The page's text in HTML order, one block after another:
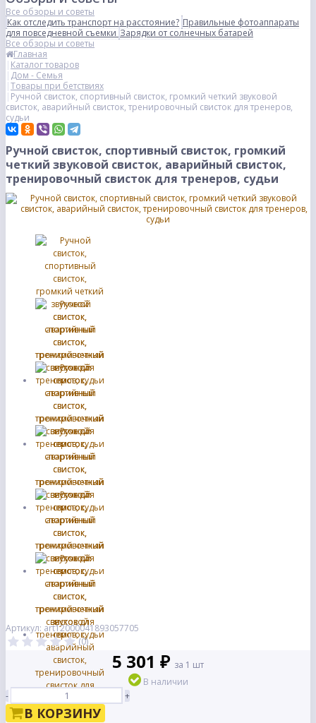
Все обзоры и советы
Как отследить транспорт на расстояние? Правильные фотоаппараты
для повседневной съемкиЗарядки от солнечных батарей
Все обзоры и советы
Главная
Каталог товаров
Дом - Семья
Товары при бетствиях
Ручной свисток, спортивный свисток, громкий четкий звуковой
свисток, аварийный свисток, тренировочный свисток для тренеров,
судьи
Ручной свисток, спортивный свисток, громкий
четкий звуковой свисток, аварийный свисток,
тренировочный свисток для тренеров, судьи
Артикул: art12000041893057705
(0)
5 301 ₽ за 1 шт
В наличии
-
+
В КОРЗИНУ